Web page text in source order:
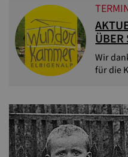
ÜBER
Wir
für die